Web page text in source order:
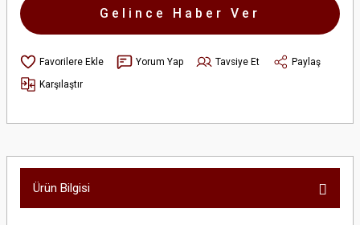
Gelince Haber Ver
Yorum Yap Tavsiye Et
Paylaş
Karşılaştır
Ürün Bilgisi